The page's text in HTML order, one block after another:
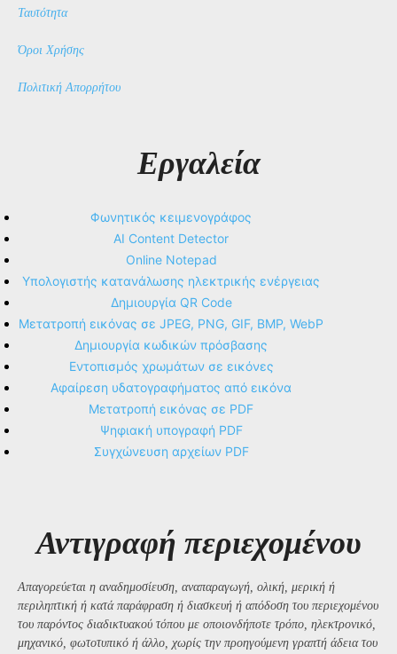
Ταυτότητα
Όροι Χρήσης
Πολιτική Απορρήτου
Εργαλεία
Φωνητικός κειμενογράφος
AI Content Detector
Online Notepad
Υπολογιστής κατανάλωσης ηλεκτρικής ενέργειας
Δημιουργία QR Code
Μετατροπή εικόνας σε JPEG, PNG, GIF, BMP, WebP
Δημιουργία κωδικών πρόσβασης
Εντοπισμός χρωμάτων σε εικόνες
Αφαίρεση υδατογραφήματος από εικόνα
Μετατροπή εικόνας σε PDF
Ψηφιακή υπογραφή PDF
Συγχώνευση αρχείων PDF
Αντιγραφή περιεχομένου
Απαγορεύεται η αναδημοσίευση, αναπαραγωγή, ολική, μερική ή
περιληπτική ή κατά παράφραση ή διασκευή ή απόδοση του περιεχομένου
του παρόντος διαδικτυακού τόπου με οποιονδήποτε τρόπο, ηλεκτρονικό,
μηχανικό, φωτοτυπικό ή άλλο, χωρίς την προηγούμενη γραπτή άδεια του